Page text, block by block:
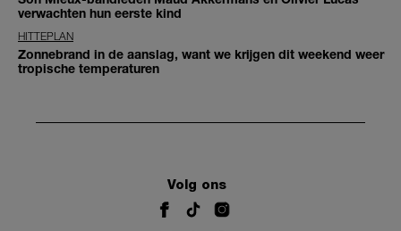
verwachten hun eerste kind
HITTEPLAN
Zonnebrand in de aanslag, want we krijgen dit weekend weer
tropische temperaturen
Volg ons